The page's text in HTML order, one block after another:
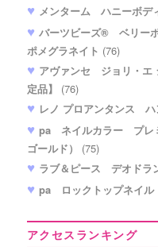
メンターム ハニーボデ
バーツビーズ® ベリー
ポメグラネイト (76)
アヴァンセ ジョリ・エ
定品】
(76)
レノ プロアンタンス ハ
pa ネイルカラー プレ
ゴールド）
(75)
ラブ＆ピース デオドラ
pa ロックトップネイル
アクセスランキング